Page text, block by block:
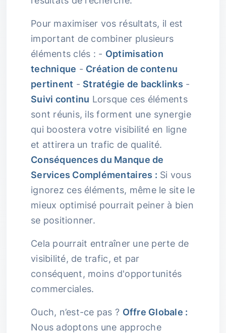
Pour maximiser vos résultats, il est
important de combiner plusieurs
éléments clés : - Optimisation
technique - Création de contenu
pertinent - Stratégie de backlinks -
Suivi continu Lorsque ces éléments
sont réunis, ils forment une synergie
qui boostera votre visibilité en ligne
et attirera un trafic de qualité.
Conséquences du Manque de
Services Complémentaires : Si vous
ignorez ces éléments, même le site le
mieux optimisé pourrait peiner à bien
se positionner.
Cela pourrait entraîner une perte de
visibilité, de trafic, et par
conséquent, moins d'opportunités
commerciales.
Ouch, n’est-ce pas ? Offre Globale :
Nous adoptons une approche